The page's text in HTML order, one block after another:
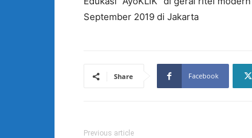
September 2019 di Jakarta
Share Facebook
Previous article